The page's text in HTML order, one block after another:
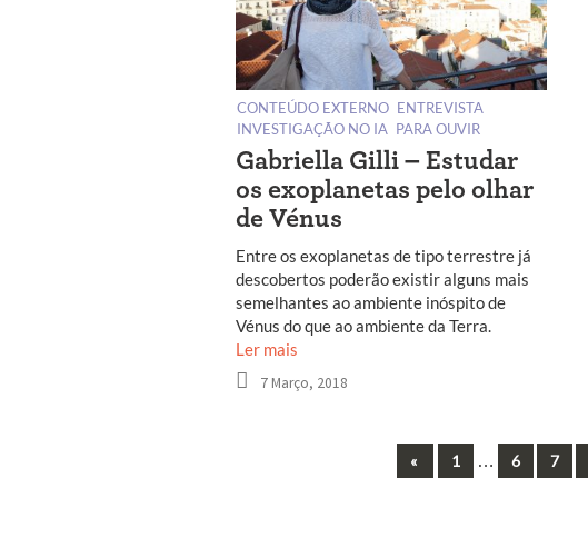
CONTEÚDO EXTERNO ENTREVISTA
INVESTIGAÇÃO NO IA PARA OUVIR
Gabriella Gilli – Estudar
os exoplanetas pelo olhar
de Vénus
Entre os exoplanetas de tipo terrestre já
descobertos poderão existir alguns mais
semelhantes ao ambiente inóspito de
Vénus do que ao ambiente da Terra.
Ler mais
7 Março, 2018
« Previous
1 … 6 7